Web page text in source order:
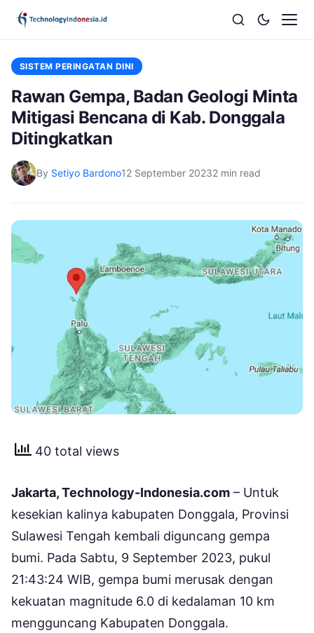
SISTEM PERINGATAN DINI
Rawan Gempa, Badan Geologi Minta
Mitigasi Bencana di Kab. Donggala
Ditingkatkan
By Setiyo Bardono12 September 20232 min read
40 total views
Jakarta, Technology-Indonesia.com – Untuk
kesekian kalinya kabupaten Donggala, Provinsi
Sulawesi Tengah kembali diguncang gempa
bumi. Pada Sabtu, 9 September 2023, pukul
21:43:24 WIB, gempa bumi merusak dengan
kekuatan magnitude 6.0 di kedalaman 10 km
mengguncang Kabupaten Donggala.